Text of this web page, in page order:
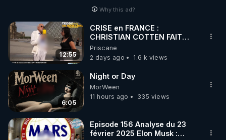
Why this ad?
12:55
CRISE en FRANCE :
CHRISTIAN COTTEN FAIT
une étrange découverte
Priscane
2 days ago
1.6 k views
6:05
Night or Day
MorWeen
11 hours ago
335 views
Episode 156 Analyse du 23
février 2025 Elon Musk :